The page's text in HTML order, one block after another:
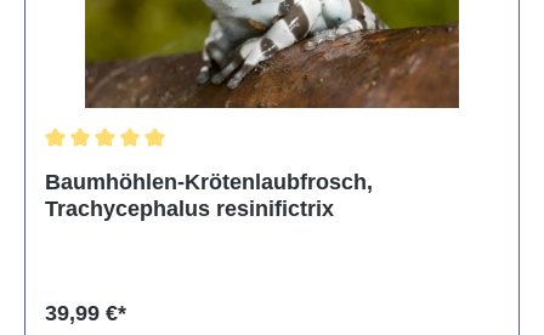
Baumhöhlen-Krötenlaubfrosch,
Trachycephalus resinifictrix
39,99 €*